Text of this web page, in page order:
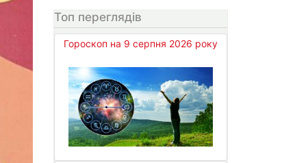
Топ переглядів
Гороскоп на 9 серпня 2026 року